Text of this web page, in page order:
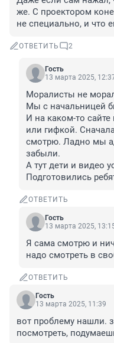
же. С проектором
не специально, и что
ОТВЕТИТЬ 2
Гость
13 марта 2025,
Моралисты не
Мы с начальницей
И на каком-то
или гифкой.
смотрю. Ладно мы
забыли.
А тут дети и видео
Подготовились
ОТВЕТИТЬ
Гость
13 марта 2025,
Я сама смотрю и
надо смотреть в
ОТВЕТИТЬ
Гость
13 марта 2025, 11:39
вот проблему нашли.
посмотреть,